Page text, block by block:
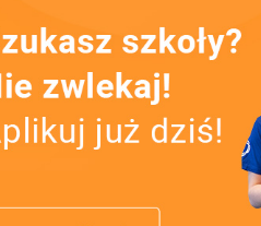
komputerowa (20
pierwsze miejsce w
Jakub Jeka, Marcin
dolnośląskiego i
Instytut Badawczy z
patronatem honorowym